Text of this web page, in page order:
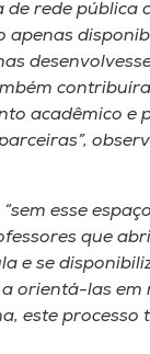
de rede pública
apenas
acadêmico e
esse
que
e se
a orientá-las em
este processo